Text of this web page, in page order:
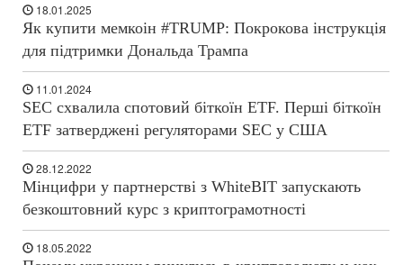
18.01.2025
Як купити мемкоін #TRUMP: Покрокова інструкція
для підтримки Дональда Трампа
11.01.2024
SEC схвалила спотовий біткоїн ETF. Перші біткоїн
ETF затверджені регуляторами SEC у США
28.12.2022
Мінцифри у партнерстві з WhiteBIT запускають
безкоштовний курс з криптограмотності
18.05.2022